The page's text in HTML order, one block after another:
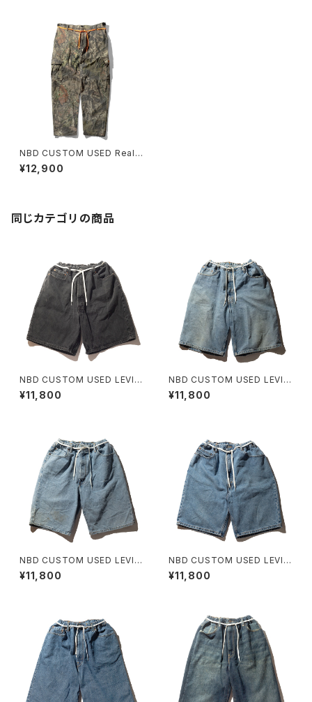
NBD CUSTOM USED Realtr
ee Camo Pant A
¥12,900
同じカテゴリの商品
NBD CUSTOM USED LEVI'S
DENIM SHORT H
¥11,800
NBD CUSTOM USED LEVI'S
DENIM SHORT G
¥11,800
NBD CUSTOM USED LEVI'S
DENIM SHORT F
¥11,800
NBD CUSTOM USED LEVI'S
DENIM SHORT E
¥11,800